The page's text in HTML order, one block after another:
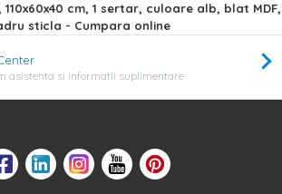
cm, 1 sertar, culoare alb, blat MDF,
sticla - Cumpara online
asistenta si informatii suplimentare